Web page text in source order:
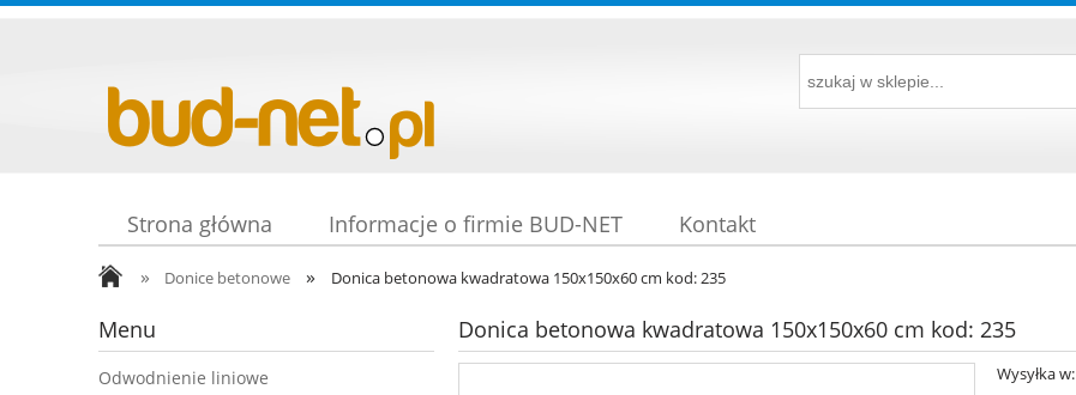
Strona główna Informacje o firmie BUD-NET Kontakt
» Donice betonowe » Donica betonowa kwadratowa 150x150x60 cm kod: 235
Menu
Odwodnienie liniowe
Donica betonowa kwadratowa 150x150x60 cm kod: 235
Wysyłka w: